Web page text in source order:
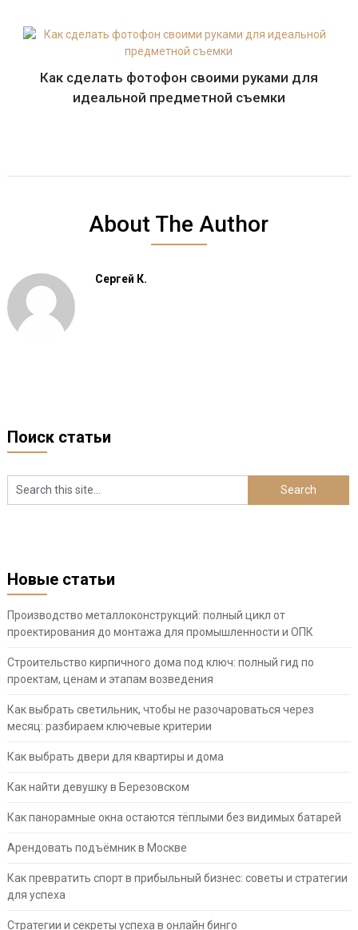
Как сделать фотофон своими руками для
идеальной предметной съемки
About The Author
Сергей К.
Поиск статьи
Новые статьи
Производство металлоконструкций: полный цикл от
проектирования до монтажа для промышленности и ОПК
Строительство кирпичного дома под ключ: полный гид по
проектам, ценам и этапам возведения
Как выбрать светильник, чтобы не разочароваться через
месяц: разбираем ключевые критерии
Как выбрать двери для квартиры и дома
Как найти девушку в Березовском
Как панорамные окна остаются тёплыми без видимых батарей
Арендовать подъёмник в Москве
Как превратить спорт в прибыльный бизнес: советы и стратегии
для успеха
Стратегии и секреты успеха в онлайн бинго